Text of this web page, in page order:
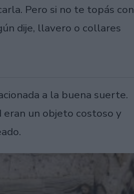
Pero si no te topás con
dije, llavero o collares
a la buena suerte.
eran un objeto costoso y